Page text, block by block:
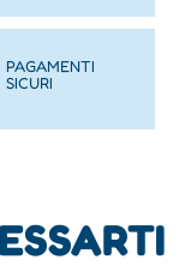
PAGAMENTI
SICURI